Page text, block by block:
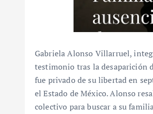
Gabriela Alonso Villarruel,
testimonio tras la desaparición
fue privado de su libertad en
el Estado de México. Alonso
colectivo para buscar a su